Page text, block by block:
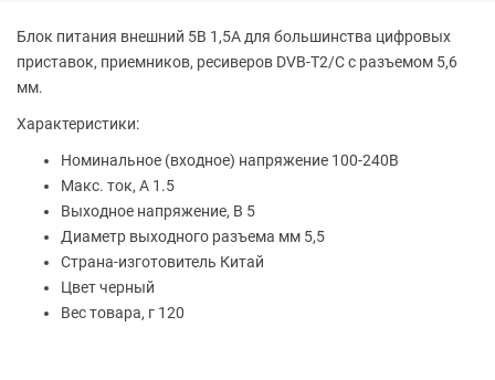
Блок питания внешний 5В 1,5А для большинства цифровых
приставок, приемников, ресиверов DVB-T2/C с разъемом 5,6
мм.
Характеристики:
Номинальное (входное) напряжение 100-240В
Макс. ток, А 1.5
Выходное напряжение, В 5
Диаметр выходного разъема мм 5,5
Страна-изготовитель Китай
Цвет черный
Вес товара, г 120